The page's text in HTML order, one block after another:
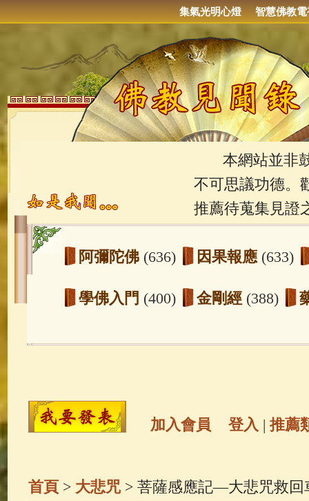
集氣光明心燈 智慧佛教電
本網站並非鼓
不可思議功德。
推薦待蒐集見證
阿彌陀佛 (636) 因果報應 (633)
學佛入門 (400) 金剛經 (388)
玉曆寶鈔(236) 地藏經(225)
高僧故事 (141) 放生護生 (133)
加入會員 登入 | 推薦
首頁> 大悲咒> 菩薩感應記—大悲咒救回